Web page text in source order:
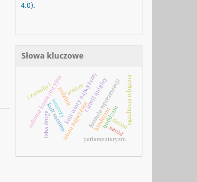
4.0).
Słowa kluczowe
rodzina
reforma konstytucyjnaistota najwyższa
kult istoty najwyższej
kult rozumu formuła reprezentacji
izba druga
parlamentaryzm
hinduizm
buddyzm
czarnobyl
deizmegzaltacja religijna
neurozy carroll quigley
ateizm
naród